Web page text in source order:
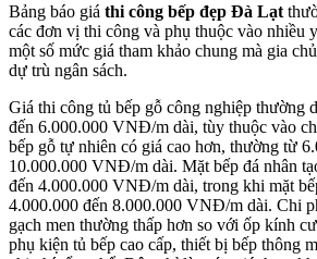
Bảng báo giá thi công bếp đẹp Đà Lạt
các đơn vị thi công và phụ thuộc vào nhiều
một số mức giá tham khảo chung mà gia
dự trù ngân sách.
Giá thi công tủ bếp gỗ công nghiệp thường
đến 6.000.000 VNĐ/m dài, tùy thuộc vào
bếp gỗ tự nhiên có giá cao hơn, thường từ
10.000.000 VNĐ/m dài. Mặt bếp đá nhân
đến 4.000.000 VNĐ/m dài, trong khi mặt
4.000.000 đến 8.000.000 VNĐ/m dài. Chi
gạch men thường thấp hơn so với ốp kính
phụ kiện tủ bếp cao cấp, thiết bị bếp thông